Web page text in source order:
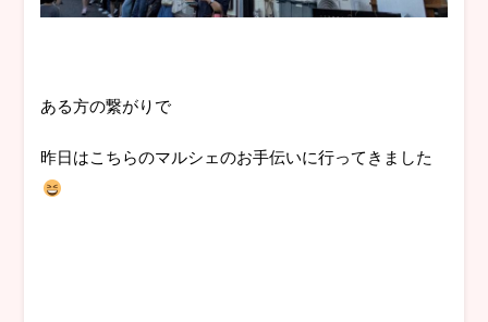
ある方の繋がりで
昨日はこちらのマルシェのお手伝いに行ってきました